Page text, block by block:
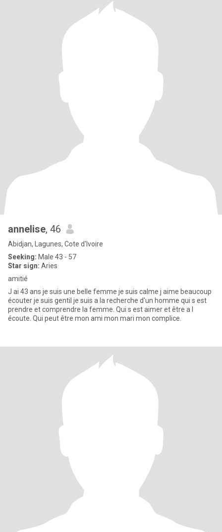
annelise, 46
Abidjan, Lagunes, Cote d'Ivoire
Seeking: Male 43 - 57
Star sign: Aries
amitié
J ai 43 ans je suis une belle femme je suis calme j aime beaucoup
écouter je suis gentil je suis a la recherche d'un homme qui s est
prendre et comprendre la femme. Qui s est aimer et être a l
écoute. Qui peut être mon ami mon mari mon complice.